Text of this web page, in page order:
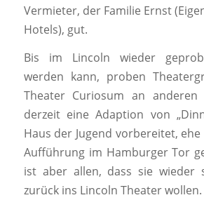
Vermieter, der Familie Ernst
Hotels), gut.
Bis im Lincoln wieder
werden kann, proben
Theater Curiosum an
derzeit eine Adaption von
Haus der Jugend vorbereitet, ehe
Aufführung im Hamburger Tor
ist aber allen, dass sie wieder
zurück ins Lincoln Theater wollen.